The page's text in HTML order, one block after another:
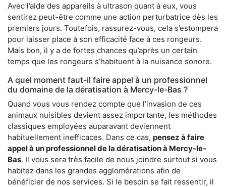
Avec l’aide des appareils à ultrason quant à eux, vous
sentirez peut-être comme une action perturbatrice dès les
premiers jours. Toutefois, rassurez-vous, cela s’estompera
pour laisser place à son efficacité face à ces rongeurs.
Mais bon, il y a de fortes chances qu’après un certain
temps que les rongeurs s’habituent à la nuisance sonore.
A quel moment faut-il faire appel à un professionnel
du domaine de la dératisation à Mercy-le-Bas ?
Quand vous vous rendez compte que l’invasion de ces
animaux nuisibles devient assez importante, les méthodes
classiques employées auparavant deviennent
habituellement inefficaces. Dans ce cas, pensez à faire
appel à un professionnel de la dératisation à Mercy-le-
Bas. Il vous sera très facile de nous joindre surtout si vous
habitez dans les grandes agglomérations afin de
bénéficier de nos services. Si le besoin se fait ressentir, il